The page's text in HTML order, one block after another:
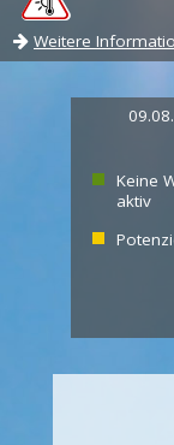
Weitere
Keine
aktiv